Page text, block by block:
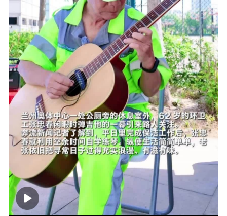
00:00